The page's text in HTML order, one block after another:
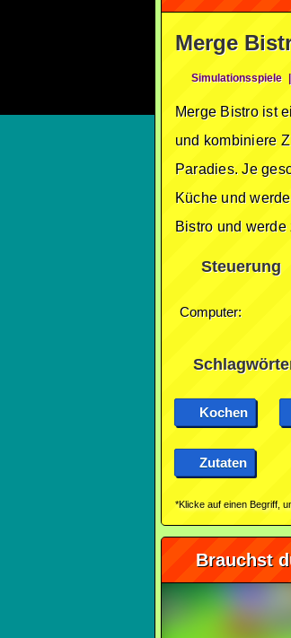
Merge
Simulationsspiele |
Merge Bistro ist
und kombiniere
Paradies. Je
Küche und
Bistro und
Steuerung
Computer:
Kochen
Zutaten
*Klicke auf einen Begriff,
Brauchst